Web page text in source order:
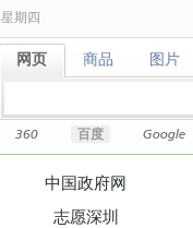
星期四
网页
网页 商品
商品 图片
图片
360 百度 Google
中国政府网
志愿深圳